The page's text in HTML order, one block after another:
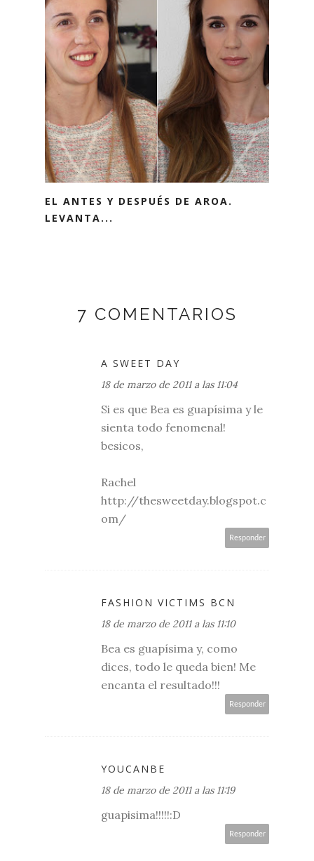
EL ANTES Y DESPUÉS DE AROA.
LEVANTA...
7 COMENTARIOS
A SWEET DAY
18 de marzo de 2011 a las 11:04
Si es que Bea es guapísima y le
sienta todo fenomenal!
besicos,
Rachel
http://thesweetday.blogspot.c
om/
Responder
FASHION VICTIMS BCN
18 de marzo de 2011 a las 11:10
Bea es guapísima y, como
dices, todo le queda bien! Me
encanta el resultado!!!
Responder
YOUCANBE
18 de marzo de 2011 a las 11:19
guapisima!!!!!:D
Responder